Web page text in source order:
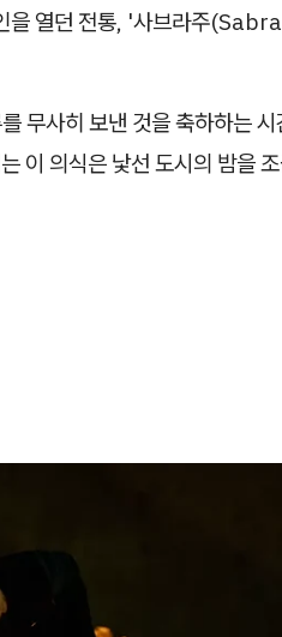
을 열던 전통, '사브라주
무사히 보낸 것을 축하하는
이 의식은 낯선 도시의 밤을